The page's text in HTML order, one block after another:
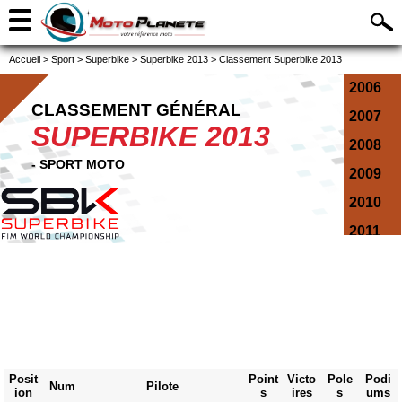
Accueil > Sport > Superbike > Superbike 2013 > Classement Superbike 2013
2006
2007
2008
2009
2010
2011
2016
CLASSEMENT GÉNÉRAL
SUPERBIKE 2013
- SPORT MOTO
Posit
ion
Num Pilote
Point
s
Victo
ires
Pole
s
Podi
ums